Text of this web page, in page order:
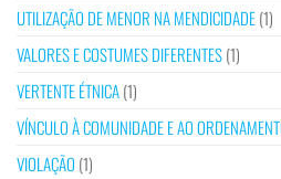
UTILIZAÇÃO DE MENOR NA MENDICIDADE(1)
VALORES E COSTUMES DIFERENTES(1)
VERTENTE ÉTNICA(1)
VÍNCULO À COMUNIDADE E AO
VIOLAÇÃO (1)